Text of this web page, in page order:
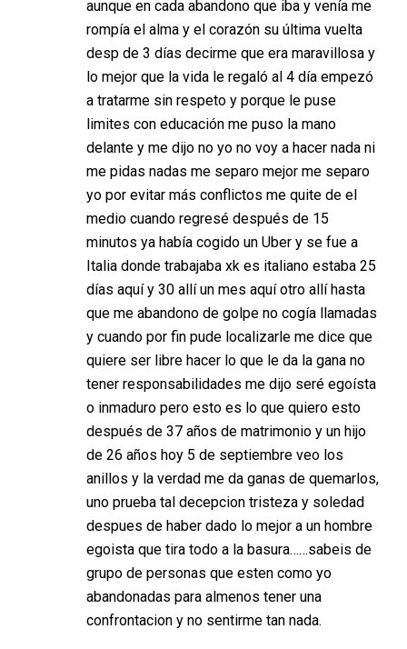
aunque en cada abandono que iba y venía me
rompía el alma y el corazón su última vuelta
desp de 3 días decirme que era maravillosa y
lo mejor que la vida le regaló al 4 día empezó
a tratarme sin respeto y porque le puse
limites con educación me puso la mano
delante y me dijo no yo no voy a hacer nada ni
me pidas nadas me separo mejor me separo
yo por evitar más conflictos me quite de el
medio cuando regresé después de 15
minutos ya había cogido un Uber y se fue a
Italia donde trabajaba xk es italiano estaba 25
días aquí y 30 allí un mes aquí otro allí hasta
que me abandono de golpe no cogía llamadas
y cuando por fin pude localizarle me dice que
quiere ser libre hacer lo que le da la gana no
tener responsabilidades me dijo seré egoísta
o inmaduro pero esto es lo que quiero esto
después de 37 años de matrimonio y un hijo
de 26 años hoy 5 de septiembre veo los
anillos y la verdad me da ganas de quemarlos,
uno prueba tal decepcion tristeza y soledad
despues de haber dado lo mejor a un hombre
egoista que tira todo a la basura……sabeis de
grupo de personas que esten como yo
abandonadas para almenos tener una
confrontacion y no sentirme tan nada.